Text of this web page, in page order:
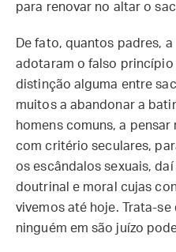
para renovar no altar o
De fato, quantos padres,
adotaram o falso princípio
distinção alguma entre
muitos a abandonar a
homens comuns, a pensar
com critério seculares,
os escândalos sexuais,
doutrinal e moral cujas
vivemos até hoje. Trata-
ninguém em são juízo